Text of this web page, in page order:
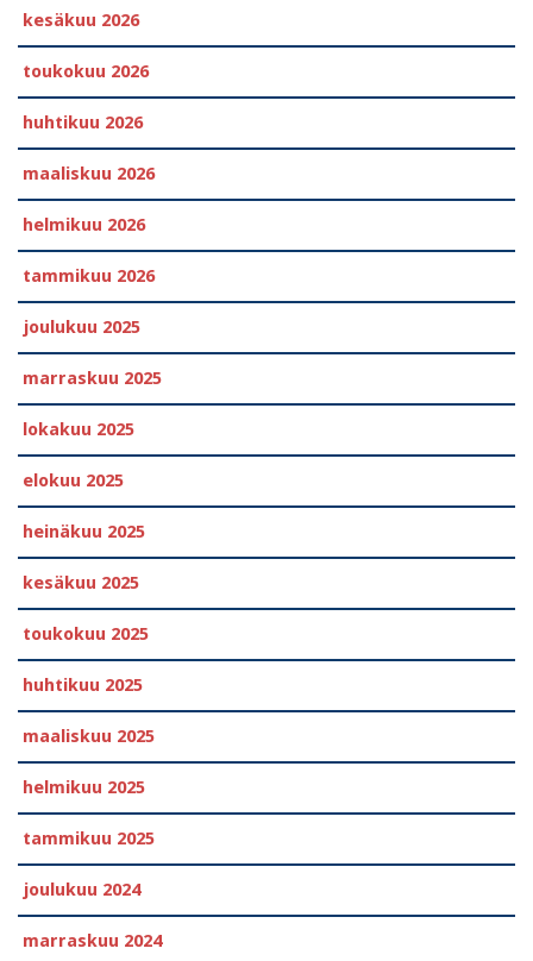
kesäkuu 2026
toukokuu 2026
huhtikuu 2026
maaliskuu 2026
helmikuu 2026
tammikuu 2026
joulukuu 2025
marraskuu 2025
lokakuu 2025
elokuu 2025
heinäkuu 2025
kesäkuu 2025
toukokuu 2025
huhtikuu 2025
maaliskuu 2025
helmikuu 2025
tammikuu 2025
joulukuu 2024
marraskuu 2024